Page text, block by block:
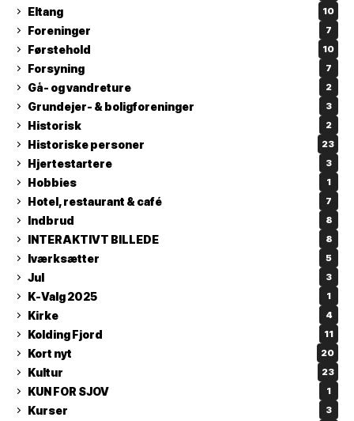
Eltang 10
Foreninger 7
Førstehold 10
Forsyning 7
Gå- og vandreture 2
Grundejer- & boligforeninger 3
Historisk 2
Historiske personer 23
Hjertestartere 3
Hobbies 1
Hotel, restaurant & café 7
Indbrud 8
INTERAKTIVT BILLEDE 8
Iværksætter 5
Jul 3
K-Valg 2025 1
Kirke 4
Kolding Fjord 11
Kort nyt 20
Kultur 23
KUN FOR SJOV 1
Kurser 3